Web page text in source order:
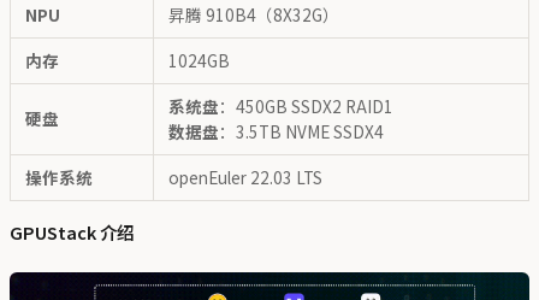
NPU
昇腾 910B4（8X32G）
内存
1024GB
硬盘 系统盘：450GB SSDX2 RAID1
数据盘：3.5TB NVME SSDX4
操作系统
openEuler 22.03 LTS
GPUStack 介绍